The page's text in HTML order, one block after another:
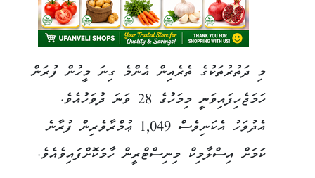
މި ދަތުރުތަކުގެ ތެރެއިން އެންމެ ގިނަ މީހުން ފުރަން
ހަމަޖެހިފައިވަނީ މިމަހުގެ 28 ވަނަ ދުވަހުއެވެ.
އެދުވަހު އެކަނިވެސް 1,049 ޢުމްރާވެރިން ފުރާނެ
ކަމަށް އިސްލާމިކް މިނިސްޓްރީން ހާމަކޮށްފައިވެއެވެ.